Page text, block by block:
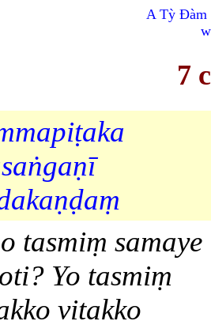
A Tỳ Đàm
7
tasmiṃ samaye
Yo tasmiṃ
vitakko